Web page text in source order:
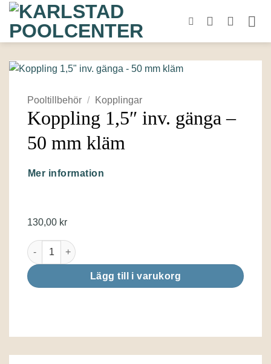
Skip
content
Pooltillbehör / Kopplingar
Koppling 1,5″ inv. gänga –
50 mm kläm
Mer information
130,00 kr
Koppling 1,5" inv. gänga - 50 mm kläm mängd
Lägg till i varukorg